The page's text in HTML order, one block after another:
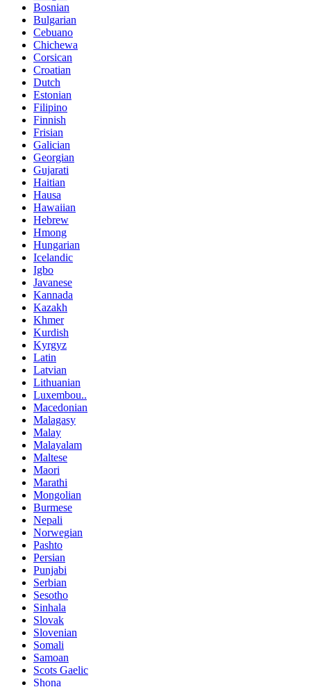
Bosnian
Bulgarian
Cebuano
Chichewa
Corsican
Croatian
Dutch
Estonian
Filipino
Finnish
Frisian
Galician
Georgian
Gujarati
Haitian
Hausa
Hawaiian
Hebrew
Hmong
Hungarian
Icelandic
Igbo
Javanese
Kannada
Kazakh
Khmer
Kurdish
Kyrgyz
Latin
Latvian
Lithuanian
Luxembou..
Macedonian
Malagasy
Malay
Malayalam
Maltese
Maori
Marathi
Mongolian
Burmese
Nepali
Norwegian
Pashto
Persian
Punjabi
Serbian
Sesotho
Sinhala
Slovak
Slovenian
Somali
Samoan
Scots Gaelic
Shona